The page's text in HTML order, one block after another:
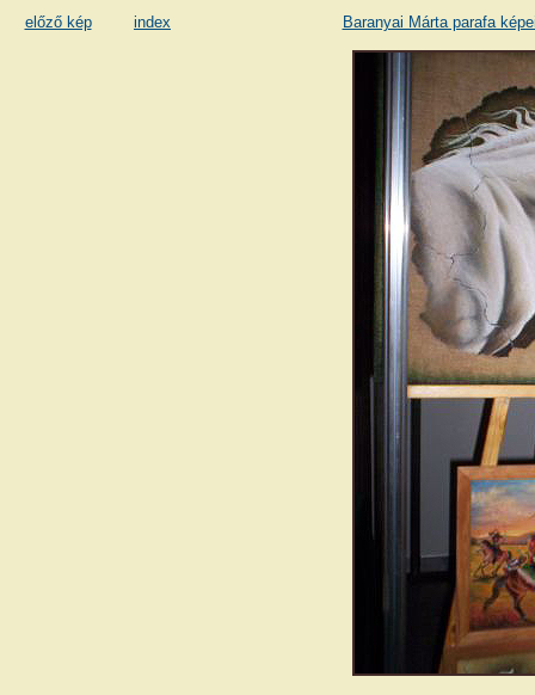
előző kép index Baranyai Márta parafa